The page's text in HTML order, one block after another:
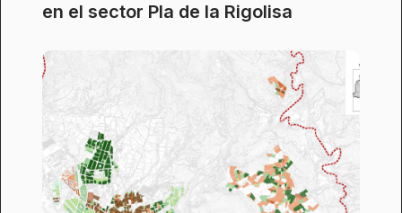
en el sector Pla de la Rigolisa